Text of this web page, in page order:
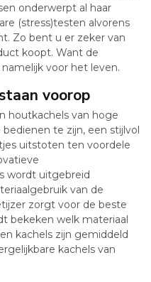
onderwerpt al haar
(stress)testen alvorens
Zo bent u er zeker van
koopt. Want de
voor het leven.
voorop
houtkachels van hoge
te zijn, een stijlvol
uitstoten ten voordele
wordt uitgebreid
van de
zorgt voor de beste
bekeken welk materiaal
kachels zijn gemiddeld
kachels van